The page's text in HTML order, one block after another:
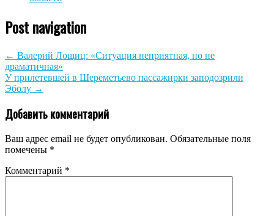
Post navigation
← Валерий Лощиц: «Ситуация неприятная, но не
драматичная»
У прилетевшей в Шереметьево пассажирки заподозрили
Эболу →
Добавить комментарий
Ваш адрес email не будет опубликован. Обязательные поля
помечены *
Комментарий *